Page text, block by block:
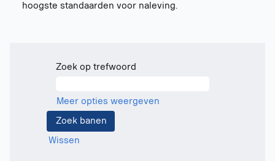
hoogste standaarden voor naleving.
Zoek op trefwoord
Meer opties weergeven
Wissen